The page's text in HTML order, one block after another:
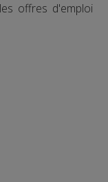
offres d'emploi